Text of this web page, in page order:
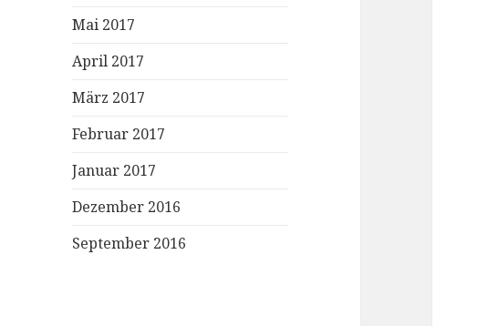
Mai 2017
April 2017
März 2017
Februar 2017
Januar 2017
Dezember 2016
September 2016